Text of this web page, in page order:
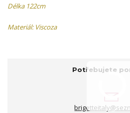
Délka 122cm
Materiál: Viscoza
Potřebujete